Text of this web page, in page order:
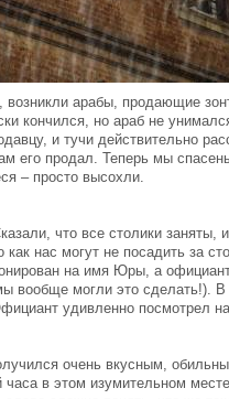
арабы, продающие
кончился, но араб не
и тучи действительно
его продал. Теперь мы
– просто высохли.
что все столики
нас могут не посадить за
на имя Юры, а
вообще могли это сделать!).
удивленно посмотрел
очень вкусным,
в этом изумительном